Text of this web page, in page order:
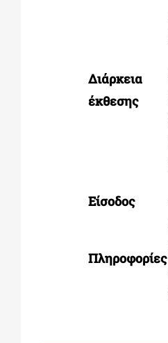
Διάρκεια
έκθεσης
Είσοδος
Πληροφορίες